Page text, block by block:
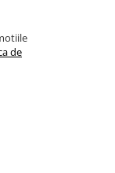
de